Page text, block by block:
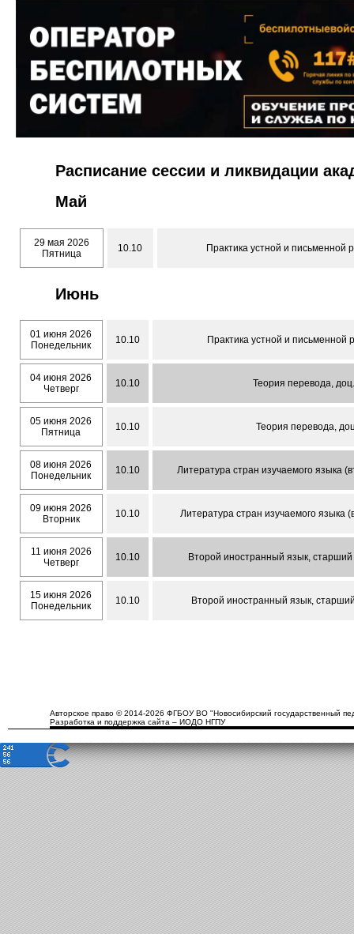
Расписание сессии и ликвидации
Май
29 мая 2026
Пятница
10.10 Практика устной и письменной
Июнь
01 июня 2026
Понедельник
10.10 Практика устной и письменной
04 июня 2026
Четверг
10.10 Теория перевода,
05 июня 2026
Пятница
10.10 Теория перевода,
08 июня 2026
Понедельник
10.10 Литература стран изучаемого языка
09 июня 2026
Вторник
10.10 Литература стран изучаемого языка
11 июня 2026
Четверг
10.10 Второй иностранный язык,
15 июня 2026
Понедельник
10.10 Второй иностранный язык,
Авторское право © 2014-2026 ФГБОУ ВО "Новосибирский государственный
Разработка и поддержка сайта – ИОДО НГПУ